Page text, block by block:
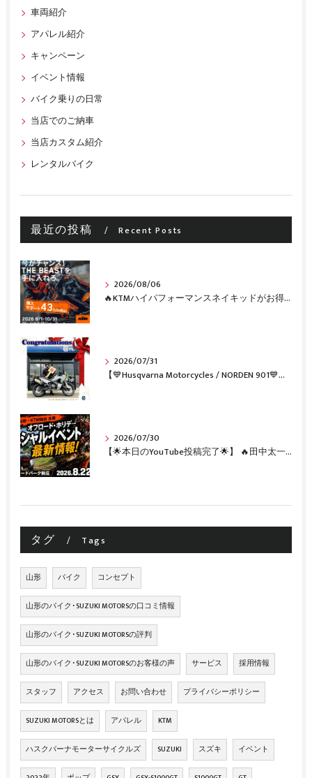
車両紹介
アパレル紹介
キャンペーン
イベント情報
バイク乗りの日常
当店でのご納車
当店カスタム紹介
レンタルバイク
最近の投稿 Recent Posts
2026/08/06
🔥KTMハイパフォーマンスネイキッドがお得に手に入るチャンス🔥
2026/07/31
【💙Husqvarna Motorcycles / NORDEN 901💙】 ご納車おめでとうございます🎉✨
2026/07/30
【🌟本日のYouTube投稿完了🌟】 🔥田中太一さんをスペシャルゲストに🔥 8月22日(土)オフロード・ホリデー最新情報！！
タグ Tags
山形 バイク コンセプト
山形のバイク･SUZUKI MOTORSの口コミ情報
山形のバイク･SUZUKI MOTORSの評判
山形のバイク･SUZUKI MOTORSのお客様の声 サービス 採用情報
スタッフ アクセス お問い合わせ プライバシーポリシー
SUZUKI MOTORSとは アパレル KTM
ハスクバーナモーターサイクルズ SUZUKI スズキ イベント